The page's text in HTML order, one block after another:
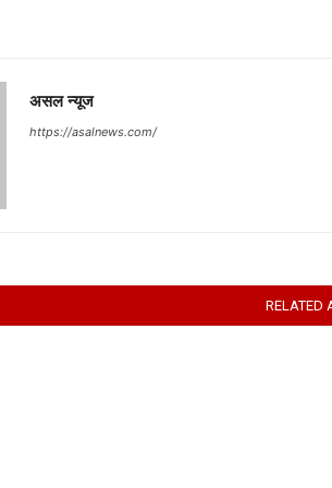
असल न्यूज
https://asalnews.com/
RELATED